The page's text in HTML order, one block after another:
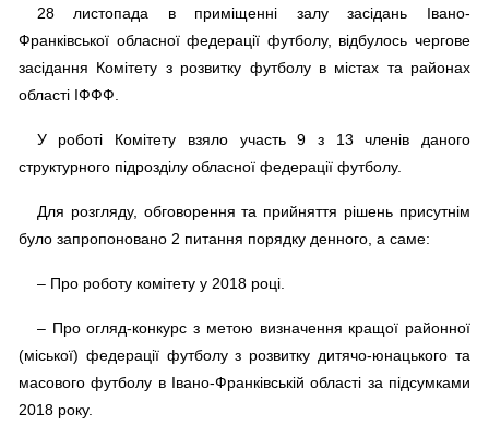
28 листопада в приміщенні залу засідань Івано-
Франківської обласної федерації футболу, відбулось чергове
засідання Комітету з розвитку футболу в містах та районах
області ІФФФ.
У роботі Комітету взяло участь 9 з 13 членів даного
структурного підрозділу обласної федерації футболу.
Для розгляду, обговорення та прийняття рішень присутнім
було запропоновано 2 питання порядку денного, а саме:
– Про роботу комітету у 2018 році.
– Про огляд-конкурс з метою визначення кращої районної
(міської) федерації футболу з розвитку дитячо-юнацького та
масового футболу в Івано-Франківській області за підсумками
2018 року.